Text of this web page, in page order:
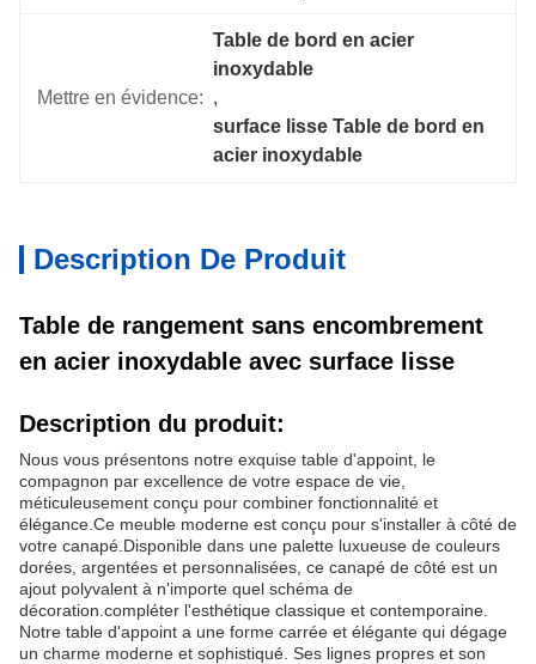
Mettre en évidence:
Table de bord en acier
inoxydable
,
surface lisse Table de bord en
acier inoxydable
Description De Produit
Table de rangement sans encombrement
en acier inoxydable avec surface lisse
Description du produit:
Nous vous présentons notre exquise table d'appoint, le
compagnon par excellence de votre espace de vie,
méticuleusement conçu pour combiner fonctionnalité et
élégance.Ce meuble moderne est conçu pour s'installer à côté de
votre canapé.Disponible dans une palette luxueuse de couleurs
dorées, argentées et personnalisées, ce canapé de côté est un
ajout polyvalent à n'importe quel schéma de
décoration.compléter l'esthétique classique et contemporaine.
Notre table d'appoint a une forme carrée et élégante qui dégage
un charme moderne et sophistiqué. Ses lignes propres et son